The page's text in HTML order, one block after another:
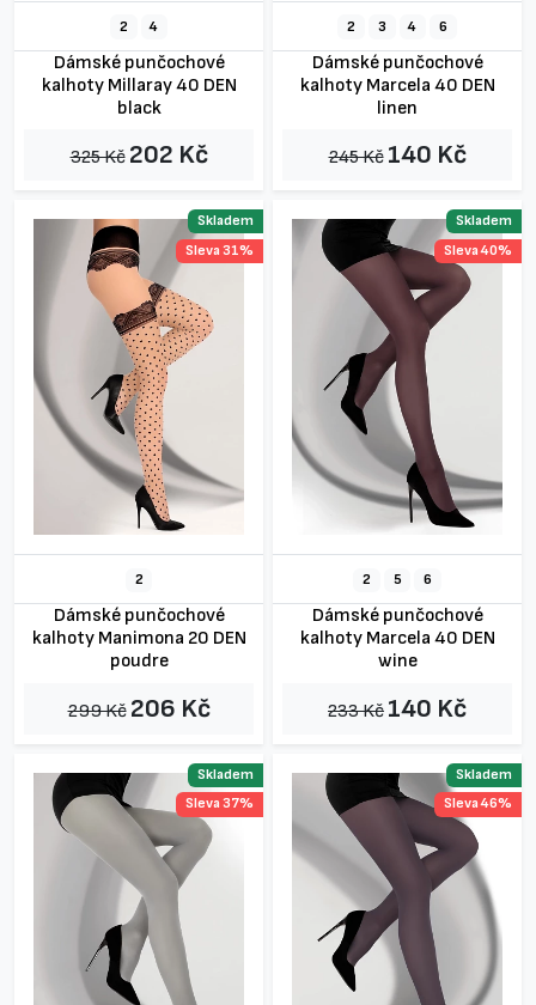
2 4
Dámské punčochové
kalhoty Millaray 40 DEN
black
325 Kč 202 Kč
2 3 4 6
Dámské punčochové
kalhoty Marcela 40 DEN
linen
245 Kč 140 Kč
2
Dámské punčochové
kalhoty Manimona 20 DEN
poudre
299 Kč 206 Kč
Skladem
Sleva 31%
2 5 6
Dámské punčochové
kalhoty Marcela 40 DEN
wine
233 Kč 140 Kč
Skladem
Sleva 40%
Skladem
Sleva 37%
Skladem
Sleva 46%